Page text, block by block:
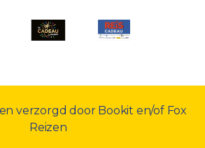
verzorgd door Bookit en/of Fox
Reizen